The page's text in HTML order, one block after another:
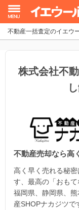
不動産一括査定のイエウ
株式会社不
不動産売却なら高
高く早く売れる秘
す、最高の「おもて
福岡県、静岡県、
産SHOPナカジツで
イエウール加盟希
家査定シミュレータ